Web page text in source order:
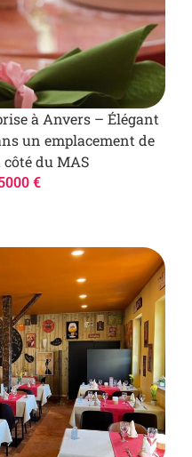
à Anvers – Élégant
un emplacement de
du MAS
€